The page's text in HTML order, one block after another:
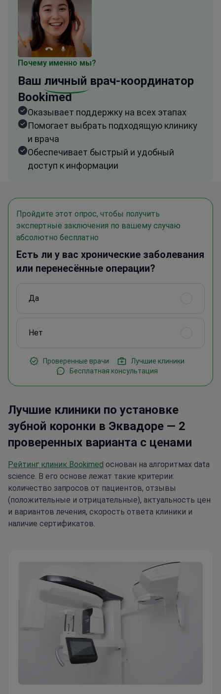
Почему именно мы?
Ваш личный врач-координатор
Bookimed
Оказывает поддержку на всех этапах
Помогает выбрать подходящую клинику
и врача
Обеспечивает быстрый и удобный
доступ к информации
Пройдите этот опрос, чтобы получить
экспертные заключения по вашему случаю
абсолютно бесплатно
Есть ли у вас хронические заболевания
или перенесённые операции?
Да
Нет
Проверенные врачи
Лучшие клиники
Бесплатная консультация
Лучшие клиники по установке
зубной коронки в Эквадоре — 2
проверенных варианта с ценами
Рейтинг клиник Bookimed основан на алгоритмах data
science. В его основе лежат такие критерии:
количество запросов от пациентов, отзывы
(положительные и отрицательные), актуальность цен
и вариантов лечения, скорость ответа клиники и
наличие сертификатов.